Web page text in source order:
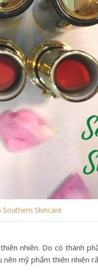
Skincare
nhiên. Do có thành
mỹ phẩm thiên nhiên